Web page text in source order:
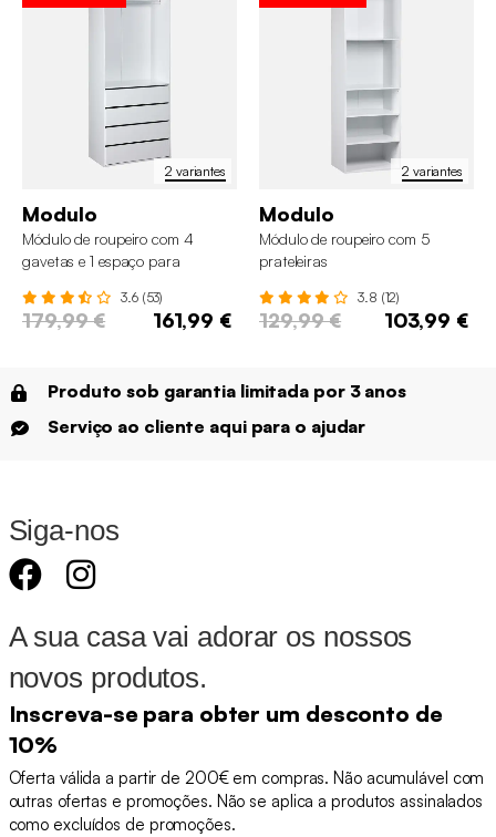
2 variantes
Modulo
Módulo de roupeiro com 4
gavetas e 1 espaço para
3.6 (53)
179,99 € 161,99 €
2 variantes
Modulo
Módulo de roupeiro com 5
prateleiras
3.8 (12)
129,99 € 103,99 €
Produto sob garantia limitada por 3 anos
Serviço ao cliente aqui para o ajudar
Siga-nos
A sua casa vai adorar os nossos
novos produtos.
Inscreva-se para obter um desconto de
10%
Oferta válida a partir de 200€ em compras. Não acumulável com
outras ofertas e promoções. Não se aplica a produtos assinalados
como excluídos de promoções.